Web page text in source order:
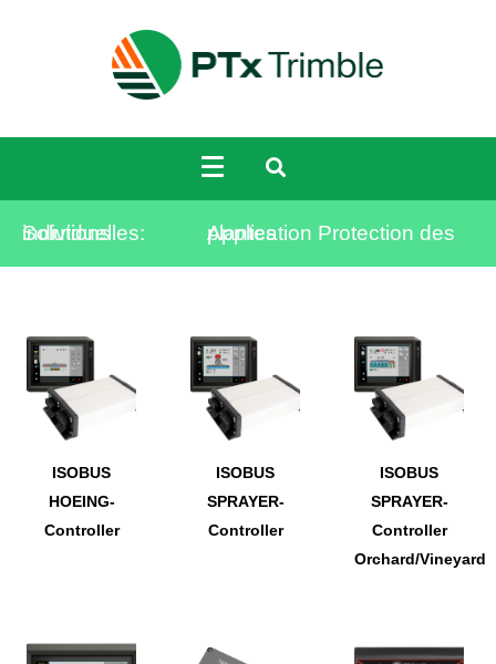
Solutions individuelles: Application Protection des plantes
ISOBUS
HOEING-
Controller
ISOBUS
SPRAYER-
Controller
ISOBUS
SPRAYER-
Controller
Orchard/Vineyard